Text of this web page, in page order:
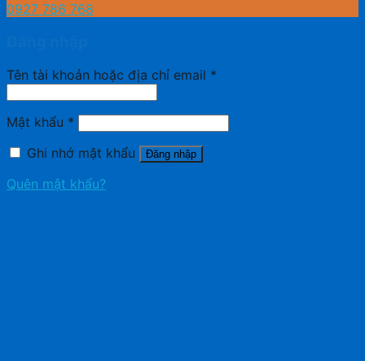
0927 786 768
Tên tài khoản hoặc địa chỉ email *
Mật khẩu *
Ghi nhớ mật khẩu
Đăng nhập
Quên mật khẩu?